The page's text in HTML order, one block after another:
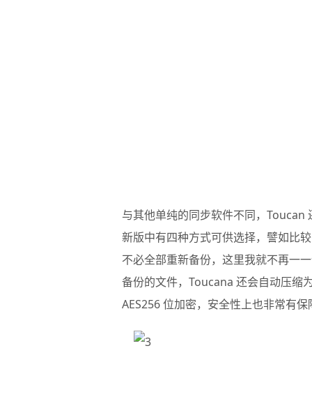
与其他单纯的同步软件不同， Toucan
新版中有四种方式可供选择，譬如比
不必全部重新备份，这里我就不再一
备份的文件，Toucana 还会自动压缩
AES256 位加密，安全性上也非常有保